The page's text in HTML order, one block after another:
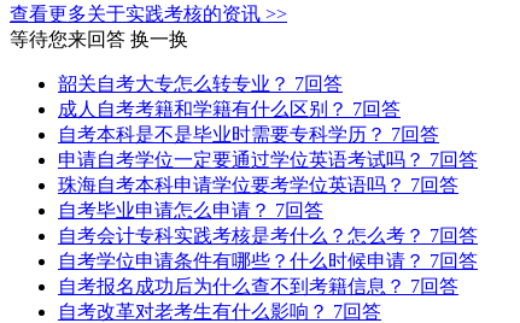
查看更多关于实践考核
的资讯 >>
等待您来回答 换一换
韶关自考大专怎么转专业？ 7回答
成人自考考籍和学籍有什么区别？ 7回答
自考本科是不是毕业时需要专科学历？ 7回答
申请自考学位一定要通过学位英语考试吗？ 7回答
珠海自考本科申请学位要考学位英语吗？ 7回答
自考毕业申请怎么申请？ 7回答
自考会计专科实践考核是考什么？怎么考？ 7回答
自考学位申请条件有哪些？什么时候申请？ 7回答
自考报名成功后为什么查不到考籍信息？ 7回答
自考改革对老考生有什么影响？ 7回答